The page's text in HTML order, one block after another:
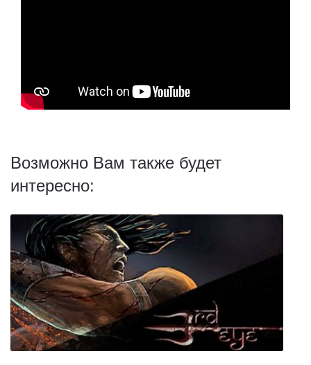
Возможно Вам также будет
интересно: